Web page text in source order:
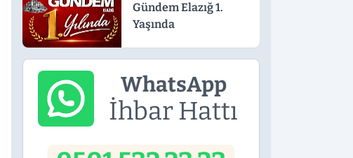
Gündem Elazığ 1.
Yaşında
WhatsApp
İhbar Hattı